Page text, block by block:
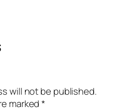
will not be published.
marked*